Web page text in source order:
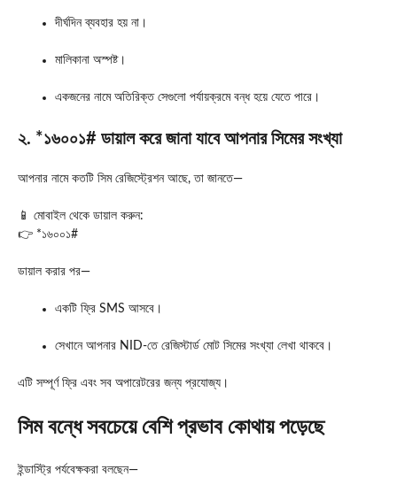
দীর্ঘদিন ব্যবহার হয় না।
মালিকানা অস্পষ্ট।
একজনের নামে অতিরিক্ত সেগুলো পর্যায়ক্রমে বন্ধ হয়ে যেতে পারে।
২. *১৬০০১# ডায়াল করে জানা যাবে আপনার সিমের সংখ্যা
আপনার নামে কতটি সিম রেজিস্ট্রেশন আছে, তা জানতে—
📱 মোবাইল থেকে ডায়াল করুন:
👉 *১৬০০১#
ডায়াল করার পর—
একটি ফ্রি SMS আসবে।
সেখানে আপনার NID-তে রেজিস্টার্ড মোট সিমের সংখ্যা লেখা থাকবে।
এটি সম্পূর্ণ ফ্রি এবং সব অপারেটরের জন্য প্রযোজ্য।
সিম বন্ধে সবচেয়ে বেশি প্রভাব কোথায় পড়েছে
ইন্ডাস্ট্রি পর্যবেক্ষকরা বলছেন—